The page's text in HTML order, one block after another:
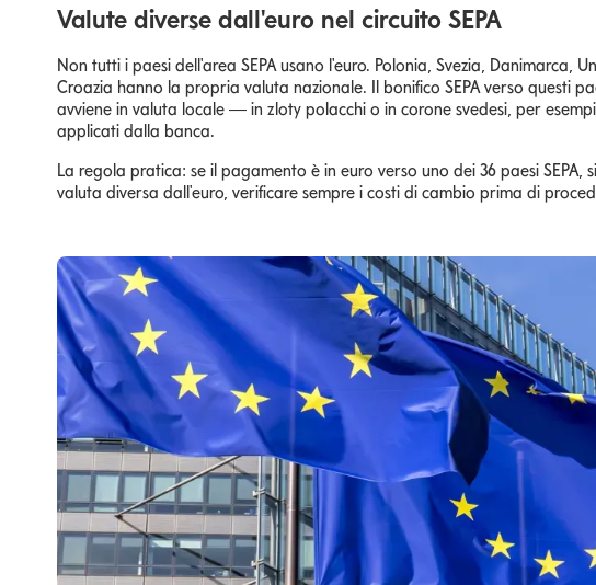
Valute diverse dall'euro nel circuito SEPA
Non tutti i paesi dell'area SEPA usano l'euro. Polonia, Svezia, Danimarca,
Croazia hanno la propria valuta nazionale. Il bonifico SEPA verso questi
avviene in valuta locale — in zloty polacchi o in corone svedesi, per
applicati dalla banca.
La regola pratica: se il pagamento è in euro verso uno dei 36 paesi SEPA,
valuta diversa dall'euro, verificare sempre i costi di cambio prima di